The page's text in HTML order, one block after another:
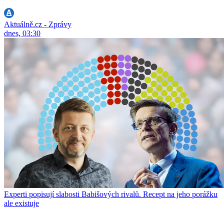
Aktuálně.cz - Zprávy
dnes, 03:30
Experti popisují slabosti Babišových rivalů. Recept na jeho porážku
ale existuje